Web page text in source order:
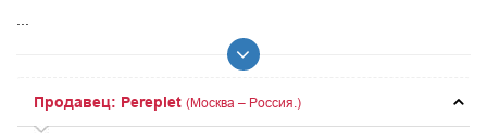
Продавец: Pereplet (Москва – Россия.)